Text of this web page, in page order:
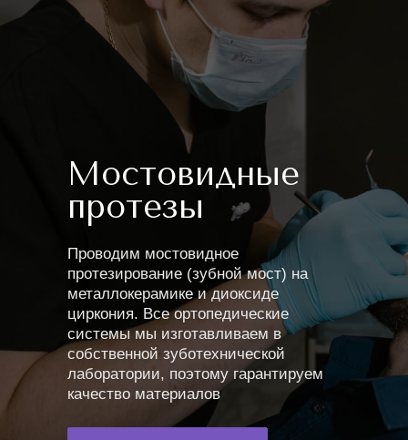
Мостовидные
протезы
Проводим мостовидное
протезирование (зубной мост) на
металлокерамике и диоксиде
циркония. Все ортопедические
системы мы изготавливаем в
собственной зуботехнической
лаборатории, поэтому гарантируем
качество материалов